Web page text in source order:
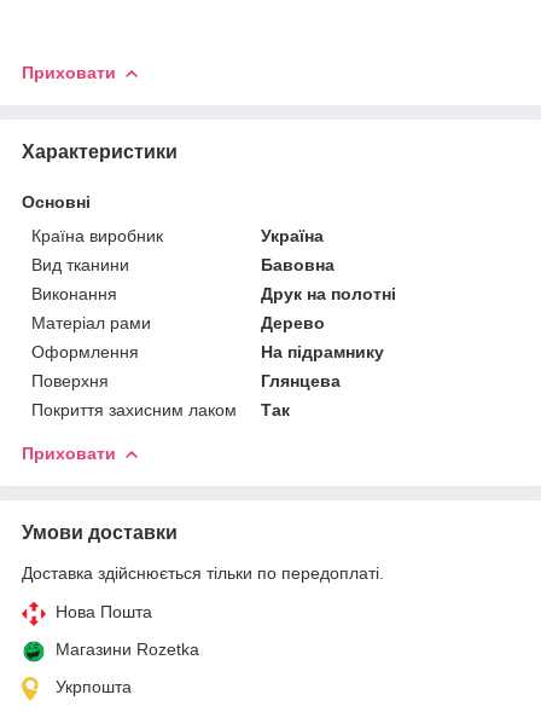
Приховати
Характеристики
Основні
Країна виробник
Україна
Вид тканини
Бавовна
Виконання
Друк на полотні
Матеріал рами
Дерево
Оформлення
На підрамнику
Поверхня
Глянцева
Покриття захисним лаком
Так
Приховати
Умови доставки
Доставка здійснюється тільки по передоплаті.
Нова Пошта
Магазини Rozetka
Укрпошта